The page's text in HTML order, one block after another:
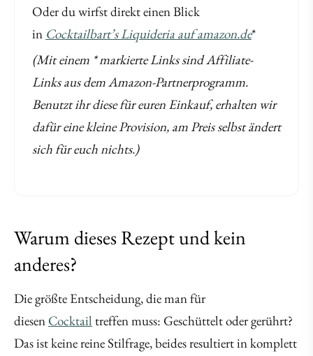
Oder du wirfst direkt einen Blick
in Cocktailbart’s Liquideria auf amazon.de*
(Mit einem * markierte Links sind Affiliate-
Links aus dem Amazon-Partnerprogramm.
Benutzt ihr diese für euren Einkauf, erhalten wir
dafür eine kleine Provision, am Preis selbst ändert
sich für euch nichts.)
Warum dieses Rezept und kein
anderes?
Die größte Entscheidung, die man für
diesen Cocktail treffen muss: Geschüttelt oder gerührt?
Das ist keine reine Stilfrage, beides resultiert in komplett